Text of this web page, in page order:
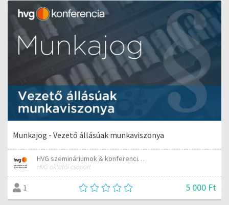
Munkajog - Vezető állásúak munkaviszonya
HVG szemináriumok & konferenciák
HVG oktatói csoport
1 5 000 Ft